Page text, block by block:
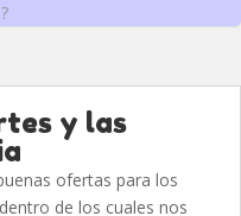
y las
ofertas para los
de los cuales nos